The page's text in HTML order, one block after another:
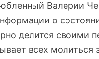
Валерии
о
делится
всех молиться